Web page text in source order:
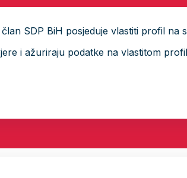
SDP BiH posjeduje vlastiti profil na
i ažuriraju podatke na vlastitom